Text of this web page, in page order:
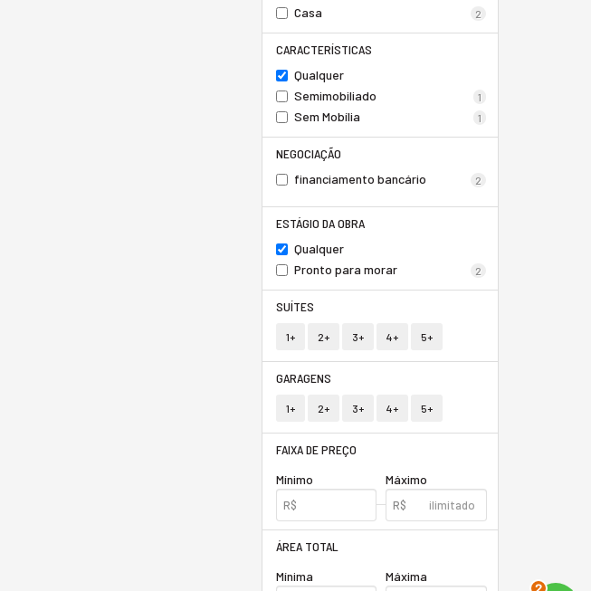
Casa
2
CARACTERÍSTICAS
Qualquer
Semimobiliado
1
Sem Mobília 1
NEGOCIAÇÃO
financiamento bancário
2
ESTÁGIO DA OBRA
Qualquer
Pronto para morar
2
SUÍTES
1+ 2+ 3+ 4+ 5+
GARAGENS
1+ 2+ 3+ 4+ 5+
FAIXA DE PREÇO
Mínimo
Máximo
ÁREA TOTAL
Mínima
Máxima